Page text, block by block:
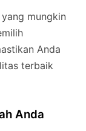
mungkin
Anda
terbaik
Anda